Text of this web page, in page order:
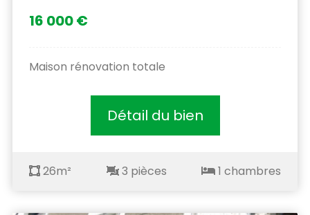
16 000 €
Maison rénovation totale
Détail du bien
26m² 3 pièces 1 chambres